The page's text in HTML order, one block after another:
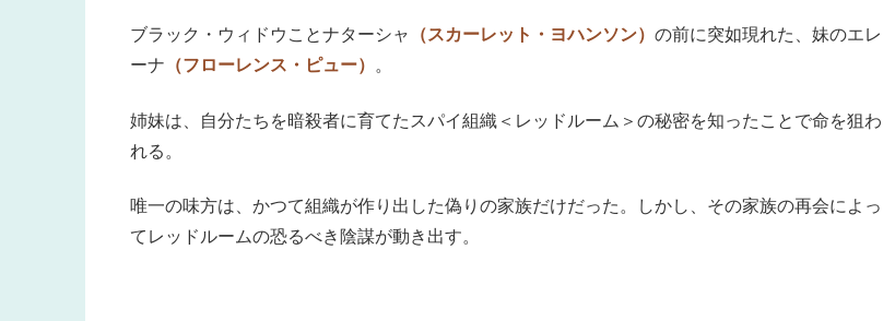
ブラック・ウィドウことナターシャ （スカーレット・ヨハンソン） の前に突如現れた、妹のエレ
ーナ （フローレンス・ピュー） 。
姉妹は、自分たちを暗殺者に育てたスパイ組織＜レッドルーム＞の秘密を知ったことで命を狙わ
れる。
唯一の味方は、かつて組織が作り出した偽りの家族だけだった。しかし、その家族の再会によっ
てレッドルームの恐るべき陰謀が動き出す。